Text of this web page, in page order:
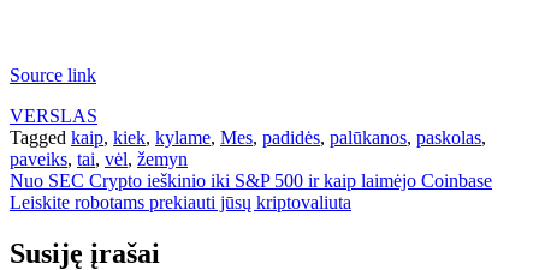
Source link
VERSLAS
Tagged kaip, kiek, kylame, Mes, padidės, palūkanos, paskolas,
paveiks, tai, vėl, žemyn
Navigacija
tarp
įrašų
Nuo SEC Crypto ieškinio iki S&P 500 ir kaip laimėjo Coinbase
Leiskite robotams prekiauti jūsų kriptovaliuta
Susiję įrašai